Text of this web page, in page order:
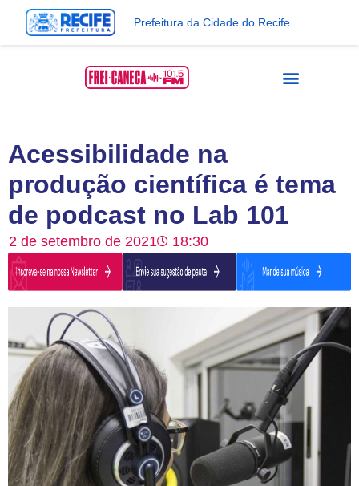
Prefeitura da Cidade do Recife
Acessibilidade na
produção científica é tema
de podcast no Lab 101
2 de setembro de 2021 18:30